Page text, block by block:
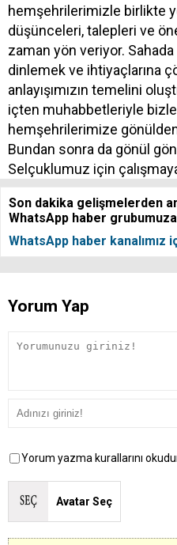
hemşehrilerimizle birlikte
düşünceleri, talepleri ve
zaman yön veriyor. Sahada
dinlemek ve ihtiyaçlarına
anlayışımızın temelini
içten muhabbetleriyle
hemşehrilerimize
Bundan sonra da gönül
Selçuklumuz için
Son dakika gelişmelerden
WhatsApp haber
WhatsApp haber kanalımız
Yorum Yap
Yorum yazma kurallarını
Avatar Seç